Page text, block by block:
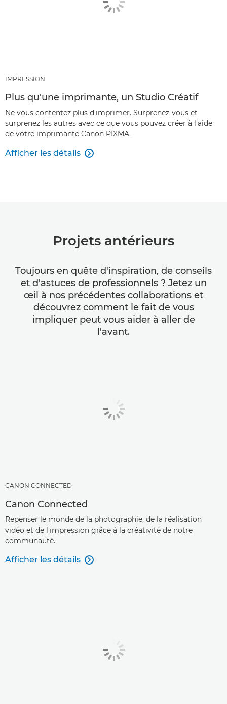
IMPRESSION
Plus qu'une imprimante, un Studio Créatif
Ne vous contentez plus d'imprimer. Surprenez-vous et
surprenez les autres avec ce que vous pouvez créer à l'aide
de votre imprimante Canon PIXMA.
Afficher les détails 
Projets antérieurs
Toujours en quête d'inspiration, de conseils
et d'astuces de professionnels ? Jetez un
œil à nos précédentes collaborations et
découvrez comment le fait de vous
impliquer peut vous aider à aller de
l'avant.
CANON CONNECTED
Canon Connected
Repenser le monde de la photographie, de la réalisation
vidéo et de l'impression grâce à la créativité de notre
communauté.
Afficher les détails 